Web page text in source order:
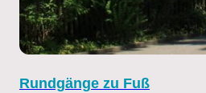
Rundgänge zu Fuß